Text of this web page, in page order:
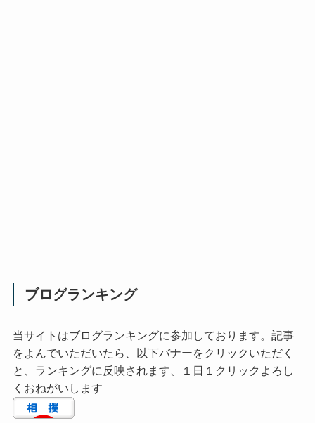
ブログランキング
当サイトはブログランキングに参加しております。記事
をよんでいただいたら、以下バナーをクリックいただく
と、ランキングに反映されます、１日１クリックよろし
くおねがいします